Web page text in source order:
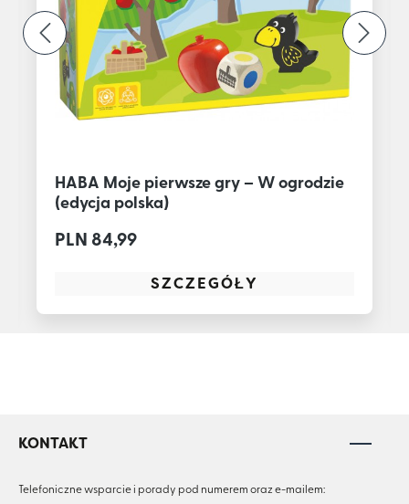
HABA Moje pierwsze gry – W ogrodzie
(edycja polska)
PLN 84,99
SZCZEGÓŁY
KONTAKT
Telefoniczne wsparcie i porady pod numerem oraz e-mailem: